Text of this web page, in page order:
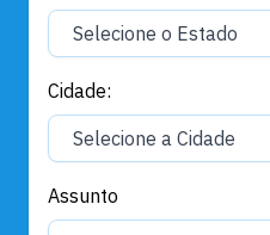
Cidade:
Assunto